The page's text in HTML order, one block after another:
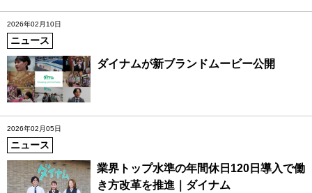
2026年02月10日
ニュース
ダイナムが新ブランドムービー公開
2026年02月05日
ニュース
業界トップ水準の年間休日120日導入で働
き方改革を推進｜ダイナム